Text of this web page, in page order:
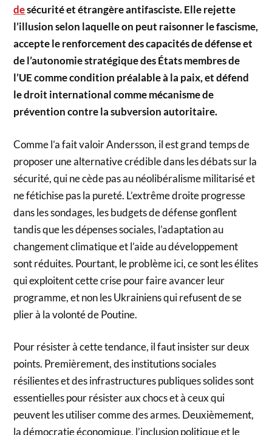
desécurité et étrangère antifasciste. Elle rejette
l’illusion selon laquelle on peut raisonner le fascisme,
accepte le renforcement des capacités de défense et
de l’autonomie stratégique des États membres de
l’UE comme condition préalable à la paix, et défend
le droit international comme mécanisme de
prévention contre la subversion autoritaire.
Comme l’a fait valoir Andersson, il est grand temps de
proposer une alternative crédible dans les débats sur la
sécurité, qui ne cède pas au néolibéralisme militarisé et
ne fétichise pas la pureté. L’extrême droite progresse
dans les sondages, les budgets de défense gonflent
tandis que les dépenses sociales, l’adaptation au
changement climatique et l’aide au développement
sont réduites. Pourtant, le problème ici, ce sont les élites
qui exploitent cette crise pour faire avancer leur
programme, et non les Ukrainiens qui refusent de se
plier à la volonté de Poutine.
Pour résister à cette tendance, il faut insister sur deux
points. Premièrement, des institutions sociales
résilientes et des infrastructures publiques solides sont
essentielles pour résister aux chocs et à ceux qui
peuvent les utiliser comme des armes. Deuxièmement,
la démocratie économique, l’inclusion politique et le